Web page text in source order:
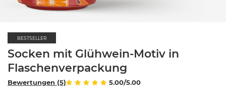
BESTSELLER
Socken mit Glühwein-Motiv in
Flaschenverpackung
5.00/5.00
Bewertungen (5)